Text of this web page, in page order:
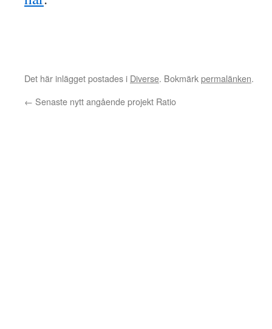
Det här inlägget postades i Diverse. Bokmärkpermalänken.
← Senaste nytt angående projekt Ratio